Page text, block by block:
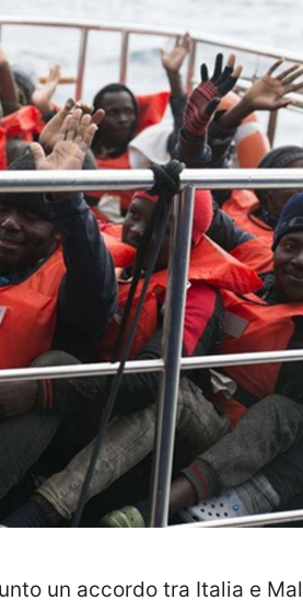
un accordo tra Italia e